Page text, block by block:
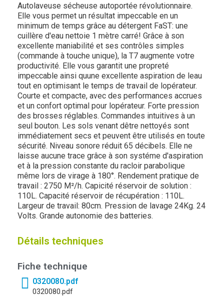
Autolaveuse sécheuse autoportée révolutionnaire.
Elle vous permet un résultat impeccable en un
minimum de temps grâce au détergent FaST: une
cuillère d'eau nettoie 1 mètre carré! Grâce à son
excellente maniabilité et ses contrôles simples
(commande à touche unique), la T7 augmente votre
productivité. Elle vous garantit une propreté
impeccable ainsi quune excellente aspiration de leau
tout en optimisant le temps de travail de lopérateur.
Courte et compacte, avec des performances accrues
et un confort optimal pour lopérateur. Forte pression
des brosses réglables. Commandes intuitives à un
seul bouton. Les sols venant dêtre nettoyés sont
immédiatement secs et peuvent être utilisés en toute
sécurité. Niveau sonore réduit 65 décibels. Elle ne
laisse aucune trace grâce à son systéme d'aspiration
et à la pression constante du racloir parabolique
même lors de virage à 180°. Rendement pratique de
travail : 2750 M²/h. Capicité réservoir de solution :
110L. Capacité réservoir de récupération : 110L.
Largeur de travail: 80cm. Pression de lavage 24Kg. 24
Volts. Grande autonomie des batteries.
Détails techniques
Fiche technique
0320080.pdf
0320080.pdf